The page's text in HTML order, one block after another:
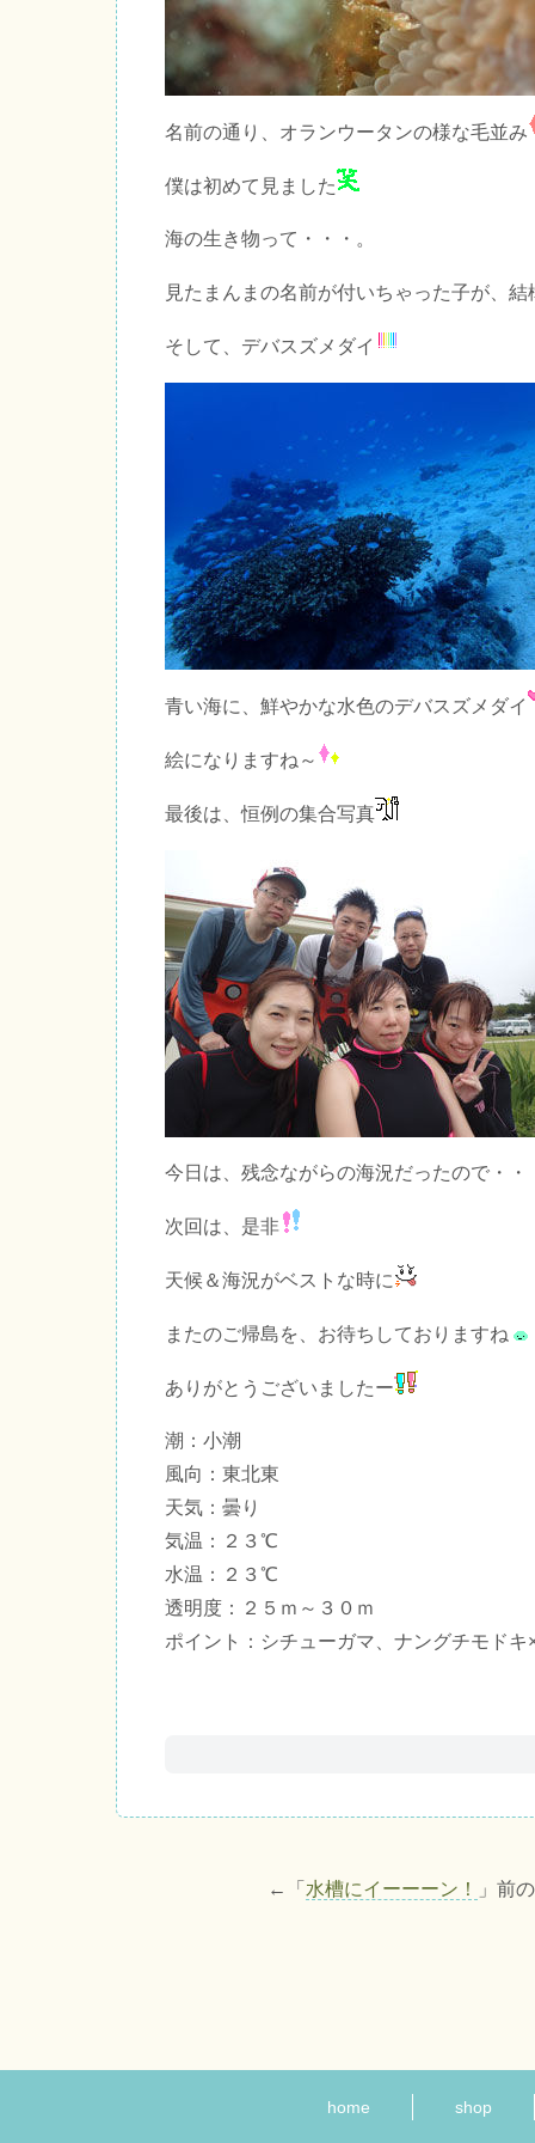
名前の通り、オランウータンの様な毛並み
僕は初めて見ました
海の生き物って・・・。
見たまんまの名前が付いちゃった子が、結
そして、デバスズメダイ
青い海に、鮮やかな水色のデバスズメダイ
絵になりますね～
最後は、恒例の集合写真
今日は、残念ながらの海況だったので・・
次回は、是非
天候＆海況がベストな時に
またのご帰島を、お待ちしておりますね
ありがとうございましたー
潮：小潮
風向：東北東
天気：曇り
気温：２３℃
水温：２３℃
透明度：２５ｍ～３０ｍ
ポイント：シチューガマ、ナングチモドキ
←「 水槽にイーーーン！ 」前
home shop